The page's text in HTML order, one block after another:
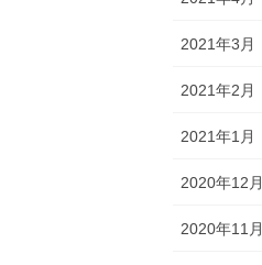
2021年3月
2021年2月
2021年1月
2020年12月
2020年11月